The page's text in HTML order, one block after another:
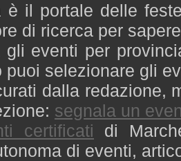
è il portale delle
di ricerca per
gli eventi per
puoi selezionare gli
dalla redazione,
segnala un
certificati di
di eventi,